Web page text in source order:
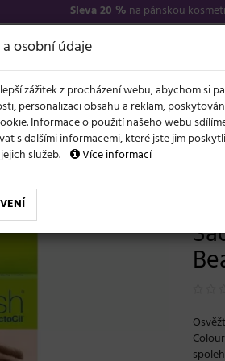
Sleva 20 % na pánskou
NOVĚ LÉTO A VLASY AKCE
a obočí Sada pro barvení obočí RefectoCil
osobní údaje
zážitek z procházení webu, abychom si
personalizaci obsahu a reklam,
Informace o použití našeho webu
s dalšími informacemi, které jste jim
služeb.
Více informací